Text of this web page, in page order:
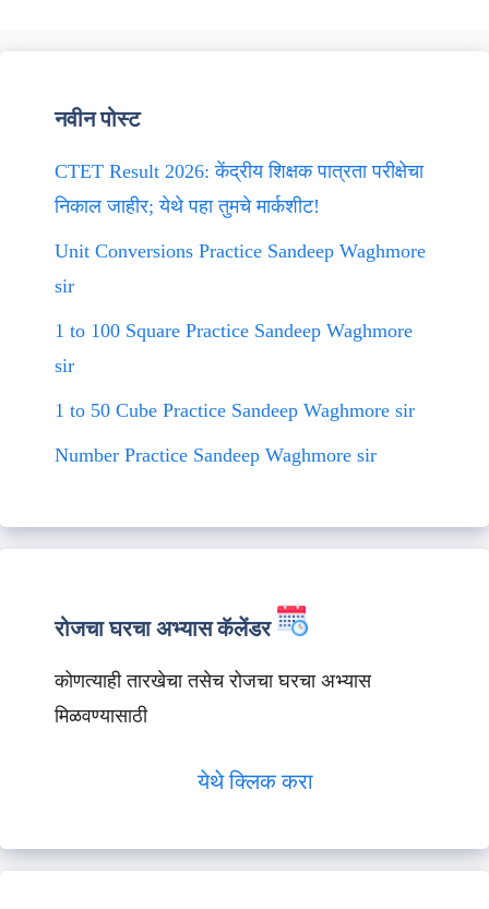
नवीन पोस्ट
CTET Result 2026: केंद्रीय शिक्षक पात्रता परीक्षेचा
निकाल जाहीर; येथे पहा तुमचे मार्कशीट!
Unit Conversions Practice Sandeep Waghmore
sir
1 to 100 Square Practice Sandeep Waghmore
sir
1 to 50 Cube Practice Sandeep Waghmore sir
Number Practice Sandeep Waghmore sir
रोजचा घरचा अभ्यास कॅलेंडर
कोणत्याही तारखेचा तसेच रोजचा घरचा अभ्यास
मिळवण्यासाठी
येथे क्लिक करा